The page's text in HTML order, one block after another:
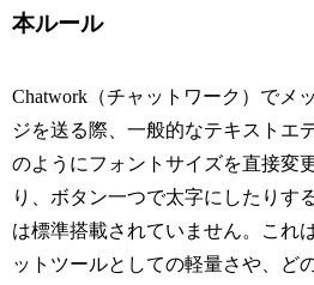
本ルール
Chatwork（チャットワーク）でメ
ジを送る際、一般的なテキストエ
のようにフォントサイズを直接変
り、ボタン一つで太字にしたりす
は標準搭載されていません。これ
ットツールとしての軽量さや、ど